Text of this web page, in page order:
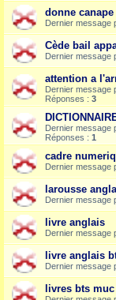
donne canape
Dernier message
Cède bail
Dernier message
attention a
Dernier message
Réponses : 3
Dernier message
Réponses : 1
cadre
Dernier message
larousse
Dernier message
livre anglais
Dernier message
livre anglais
Dernier message
livres bts muc